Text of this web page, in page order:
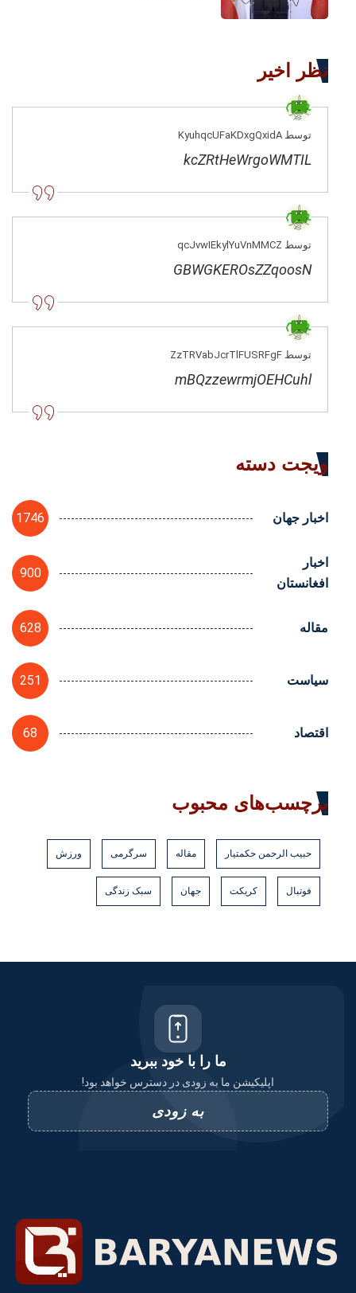
نظر اخیر
توسط KyuhqcUFaKDxgQxidA
kcZRtHeWrgoWMTIL
توسط qcJvwIEkylYuVnMMCZ
GBWGKEROsZZqoosN
توسط ZzTRVabJcrTlFUSRFgF
mBQzzewrmjOEHCuhl
ویجت دسته
اخبار جهان 1746
اخبار
افغانستان
900
مقاله 628
سیاست 251
اقتصاد 68
برچسب‌های محبوب
حبیب الرحمن حکمتیار مقاله سرگرمی ورزش
فوتبال کریکت جهان سبک زندگی
ما را با خود ببرید
اپلیکیشن ما به زودی در دسترس خواهد بود!
به زودی